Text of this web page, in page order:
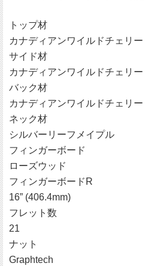
トップ材
カナディアンワイルドチェリー
サイド材
カナディアンワイルドチェリー
バック材
カナディアンワイルドチェリー
ネック材
シルバーリーフメイプル
フィンガーボード
ローズウッド
フィンガーボードR
16” (406.4mm)
フレット数
21
ナット
Graphtech